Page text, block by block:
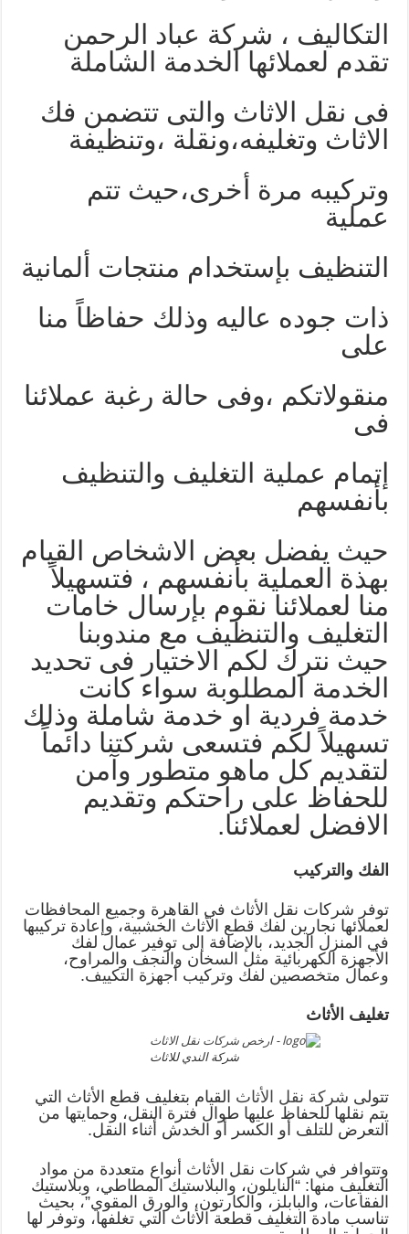
التكاليف ، شركة عباد الرحمن
تقدم لعملائها الخدمة الشاملة
فى نقل الاثاث والتى تتضمن فك
الاثاث وتغليفه،ونقلة ،وتنظيفة
وتركيبه مرة أخرى،حيث تتم
عملية
التنظيف بإستخدام منتجات ألمانية
ذات جوده عاليه وذلك حفاظاً منا
على
منقولاتكم ،وفى حالة رغبة عملائنا
فى
إتمام عملية التغليف والتنظيف
بأنفسهم
حيث يفضل بعض الاشخاص القيام
بهذة العملية بأنفسهم ، فتسهيلاً
منا لعملائنا نقوم بإرسال خامات
التغليف والتنظيف مع مندوبنا
حيث نترك لكم الاختيار فى تحديد
الخدمة المطلوبة سواء كانت
خدمة فردية او خدمة شاملة وذلك
تسهيلاً لكم فتسعى شركتنا دائماً
لتقديم كل ماهو متطور وآمن
للحفاظ على راحتكم وتقديم
الافضل لعملائنا.
الفك والتركيب
توفر شركات نقل الأثاث في القاهرة وجميع المحافظات
لعملائها نجارين لفك قطع الأثاث الخشبية، وإعادة تركيبها
في المنزل الجديد، بالإضافة إلى توفير عمال لفك
الأجهزة الكهربائية مثل السخان والنجف والمراوح،
وعمال متخصصين لفك وتركيب أجهزة التكييف.
تغليف الأثاث
شركة الندي للاثاث
تتولى شركة نقل الأثاث القيام بتغليف قطع الأثاث التي
يتم نقلها للحفاظ عليها طوال فترة النقل، وحمايتها من
التعرض للتلف أو الكسر أو الخدش أثناء النقل.
وتتوافر في شركات نقل الأثاث أنواع متعددة من مواد
التغليف منها: “النايلون، والبلاستيك المطاطي، وبلاستيك
الفقاعات، والبابلز، والكارتون، والورق المقوي”، بحيث
تناسب مادة التغليف قطعة الأثاث التي تغلفها، وتوفر لها